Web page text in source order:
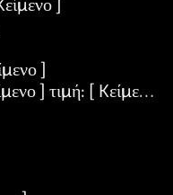
]
] τιμή: [ Kείμενο ]